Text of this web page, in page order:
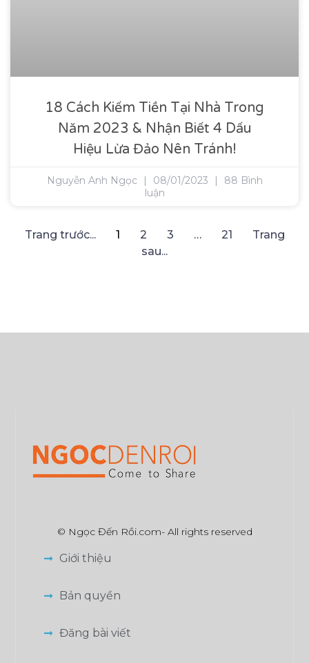
18 Cách Kiếm Tiền Tại Nhà Trong
Năm 2023 & Nhận Biết 4 Dấu
Hiệu Lừa Đảo Nên Tránh!
Nguyễn Anh Ngọc 08/01/2023
88 Bình
luận
Trang trước... 1 2 3 … 21
Trang
sau...
© Ngọc Đến Rồi.com- All rights reserved
Giới thiệu
Bản quyền
Đăng bài viết